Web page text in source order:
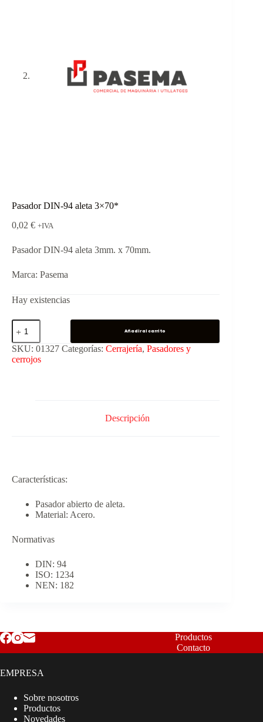
Pasador DIN-94 aleta 3×70*
0,02 € +IVA
Pasador DIN-94 aleta 3mm. x 70mm.
Marca: Pasema
Hay existencias
Añadir al carrito
SKU: 01327 Categorías: Cerrajería, Pasadores y
cerrojos
Descripción
Características:
Pasador abierto de aleta.
Material: Acero.
Normativas
DIN: 94
ISO: 1234
NEN: 182
Productos
Contacto
EMPRESA
Sobre nosotros
Productos
Novedades